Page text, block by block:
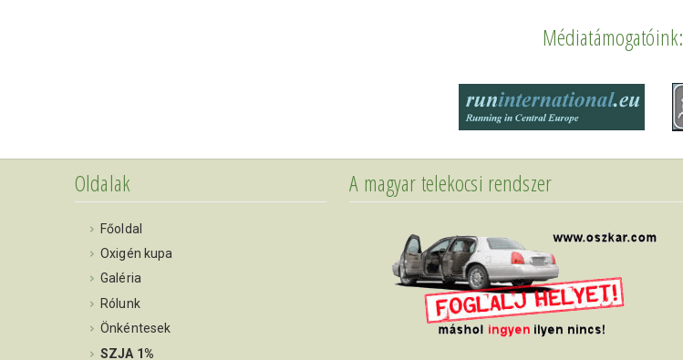
Médiatámogatóink:
Oldalak
Főoldal
Oxigén kupa
Galéria
Rólunk
Önkéntesek
SZJA 1%
A magyar telekocsi rendszer